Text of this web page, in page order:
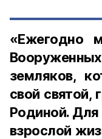
«Ежегодно
земляков,
свой святой,
Родиной. Для
взрослой